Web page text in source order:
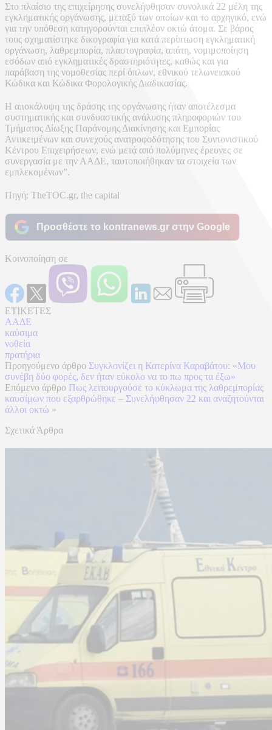
Στο πλαίσιο της επιχείρησης συνελήφθησαν συνολικά 22 μέλη της
εγκληματικής οργάνωσης, μεταξύ των οποίων και το αρχηγικό, ενώ
για την υπόθεση κατηγορούνται επιπλέον οκτώ άτομα. Σε βάρος
τους σχηματίστηκε δικογραφία για κατά περίπτωση εγκληματική
οργάνωση, λαθρεμπορία, πλαστογραφία, απάτη, νομιμοποίηση
εσόδων από εγκληματικές δραστηριότητες, καθώς και για
παράβαση της νομοθεσίας περί όπλων, εθνικού τελωνειακού
Κώδικα και Κώδικα Φορολογικής Διαδικασίας.
Η αποκάλυψη της δράσης της οργάνωσης ήταν αποτέλεσμα
συστηματικής και συνδυαστικής ανάλυσης πληροφοριών του
Τμήματος Δίωξης Παράνομης Διακίνησης και Εμπορίας
Αντικειμένων και συνεχούς ανατροφοδότησης του Συντονιστικού
Κέντρου Επιχειρήσεων, ενώ μετά από πολύμηνες έρευνες σε
συνεργασία με την ΑΑΔΕ, ταυτοποιήθηκαν τα στοιχεία των
εμπλεκομένων”.
Πηγή: TheTOC.gr, the capital
Προσθέστε το kontranews.gr στην Google
Κοινοποίηση σε
ΕΤΙΚΕΤΕΣ
ΑΑΔΕ
καύσιμα
νοθεία
πρατήρια
Προηγούμενο άρθρο Συγκλονίζει η Κατερίνα Καραβάτου: «Μου
συνέβη δύο φορές, δεν ήταν εύκολο να το πω προς τα έξω»
Επόμενο άρθρο Πως λειτουργούσε το κύκλωμα της λαθρεμπορίας
καυσίμων που εξαρθρώθηκε – Συνελήφθησαν 22 και αναζητούνται
άλλοι οκτώ »
Σχετικά Άρθρα